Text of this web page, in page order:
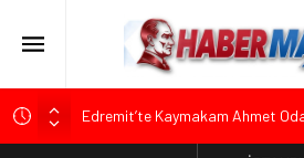
Edremit’te Kaymakam Ahmet